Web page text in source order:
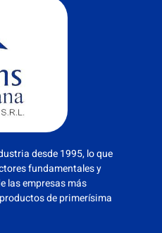
desde 1995, lo que
fundamentales y
las empresas más
de primerísima